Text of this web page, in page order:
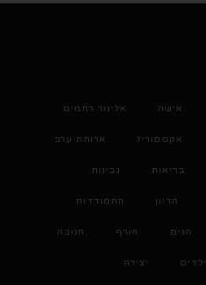
אישה אלינור רחמים
אקססוריז ארוחת ערב
בריאות גבינות
הריון התמודדות
חגים חורף חנוכה
ילדים יצירה